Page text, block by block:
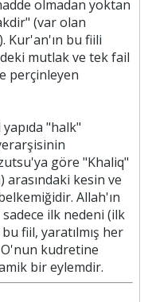
olmadan yoktan
(var olan
Kur'an'ın bu fiili
mutlak ve tek fail
perçinleyen
"halk"
göre "Khaliq"
arasındaki kesin ve
Allah'ın
ilk nedeni (ilk
fiil, yaratılmış her
kudretine
bir eylemdir.